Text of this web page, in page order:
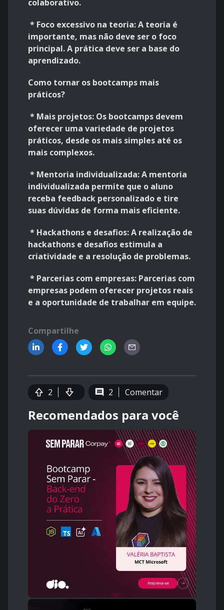
colaborativo.
* Foco excessivo na teoria: A teoria é
importante, mas não deve ser o foco
principal. A prática deve ser a base do
aprendizado.
Como tornar os bootcamps mais
práticos?
* Mais projetos: Os bootcamps devem
oferecer uma variedade de projetos
práticos, desde os mais simples até os
mais complexos.
* Mentoria individualizada: A mentoria
individualizada permite que o aluno
receba feedback personalizado e tire
suas dúvidas de forma mais eficiente.
* Hackathons e desafios: A realização de
hackathons e desafios estimula a
criatividade e a resolução de problemas.
* Parcerias com empresas: Parcerias com
empresas podem oferecer projetos reais
e a oportunidade de trabalhar em equipe.
Compartilhe
2 2 Comentar
Recomendados para você